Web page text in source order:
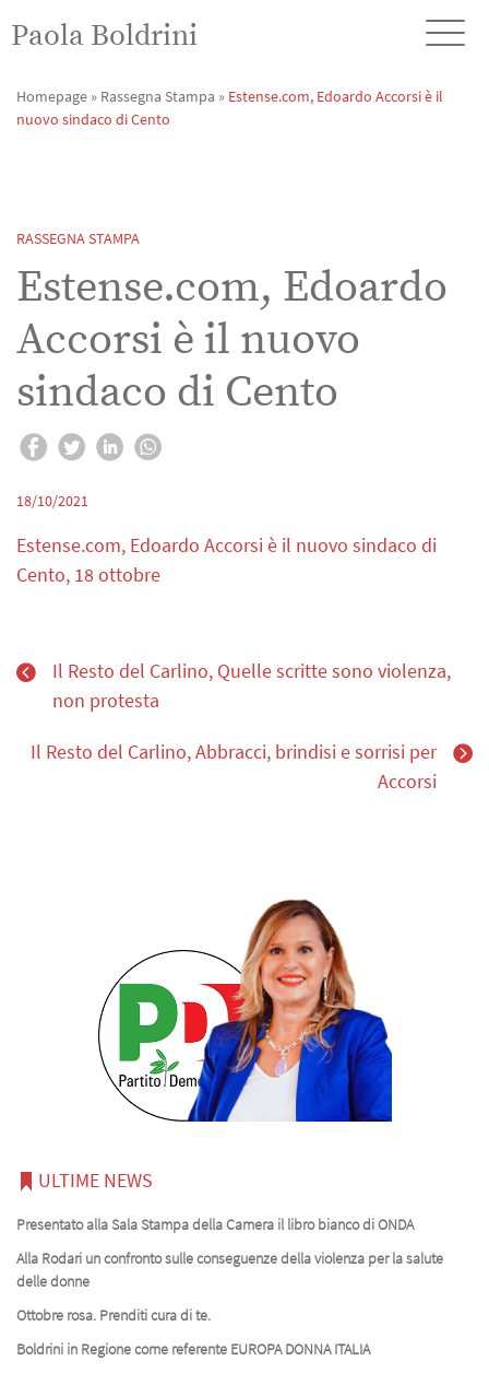
Paola Boldrini
Homepage » Rassegna Stampa » Estense.com, Edoardo Accorsi è il
nuovo sindaco di Cento
RASSEGNA STAMPA
Estense.com, Edoardo
Accorsi è il nuovo
sindaco di Cento
18/10/2021
Estense.com, Edoardo Accorsi è il nuovo sindaco di
Cento, 18 ottobre
Il Resto del Carlino, Quelle scritte sono violenza,
non protesta
Il Resto del Carlino, Abbracci, brindisi e sorrisi per
Accorsi
ULTIME NEWS
Presentato alla Sala Stampa della Camera il libro bianco di ONDA
Alla Rodari un confronto sulle conseguenze della violenza per la salute
delle donne
Ottobre rosa. Prenditi cura di te.
Boldrini in Regione come referente EUROPA DONNA ITALIA